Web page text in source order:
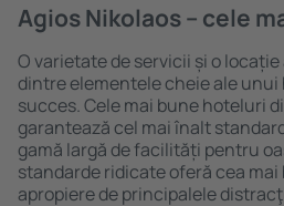
Agios Nikolaos – cele
O varietate de servicii și o
dintre elementele cheie ale
succes. Cele mai bune hoteluri
garantează cel mai înalt
gamă largă de facilități pentru
standarde ridicate oferă cea
apropiere de principalele